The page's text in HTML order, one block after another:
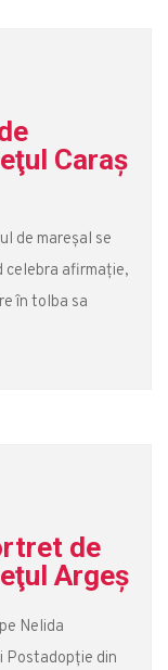
Caraş
de mareşal se
celebra afirmație,
în tolba sa
de
Argeş
Nelida
Postadopție din